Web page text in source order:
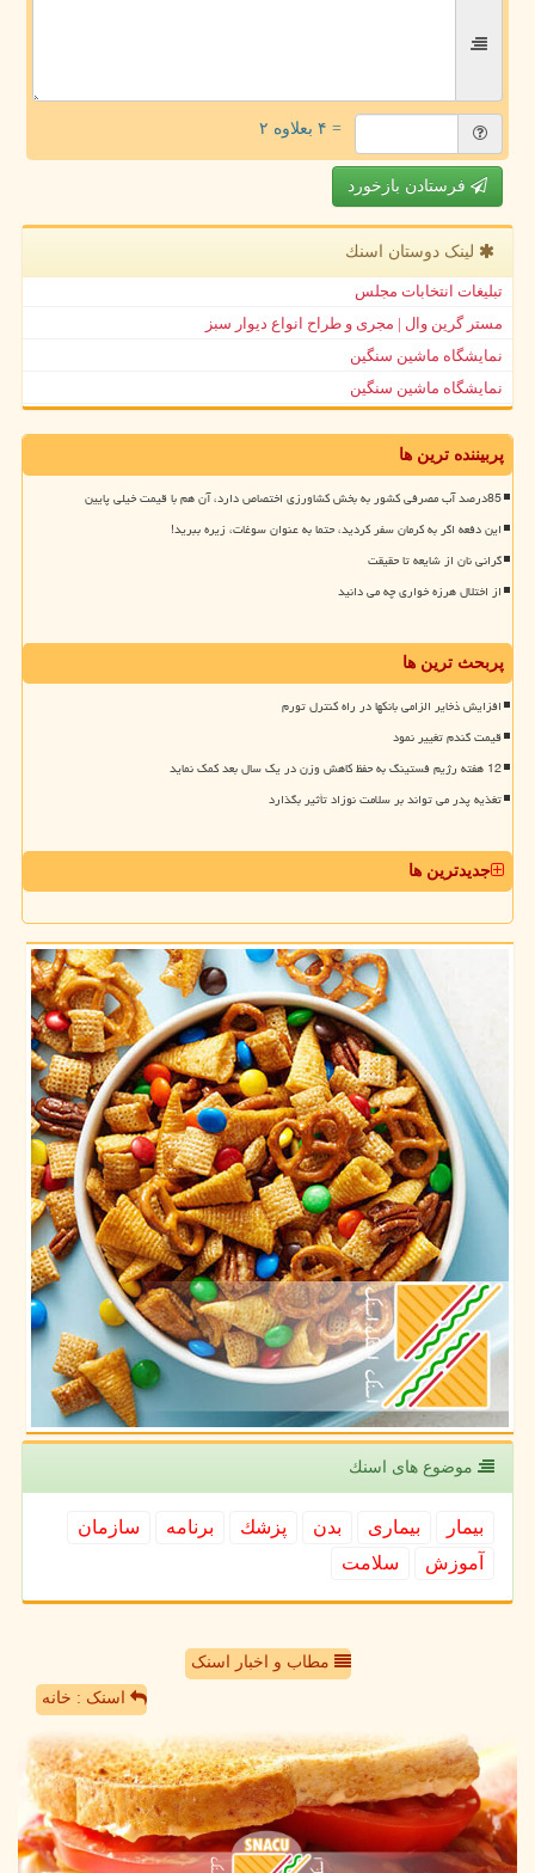
= ۴ بعلاوه ۲
فرستادن بازخورد
لینک دوستان اسنك
تبلیغات انتخابات مجلس
مستر گرین وال | مجری و طراح انواع دیوار سبز
نمایشگاه ماشین سنگین
نمایشگاه ماشین سنگین
پربیننده ترین ها
85درصد آب مصرفی کشور به بخش کشاورزی اختصاص دارد، آن هم با قیمت خیلی پایین
این دفعه اگر به کرمان سفر کردید، حتما به عنوان سوغات، زیره ببرید!
گرانی نان از شایعه تا حقیقت
از اختلال هرزه خواری چه می دانید
پربحث ترین ها
افزایش ذخایر الزامی بانکها در راه کنترل تورم
قیمت گندم تغییر نمود
12 هفته رژیم فستینگ به حفظ کاهش وزن در یک سال بعد کمک نماید
تغذیه پدر می تواند بر سلامت نوزاد تأثیر بگذارد
جدیدترین ها
موضوع های اسنك
بیمار بیماری بدن پزشك برنامه
سازمان
آموزش
سلامت
مطاب و اخبار اسنک
اسنک : خانه